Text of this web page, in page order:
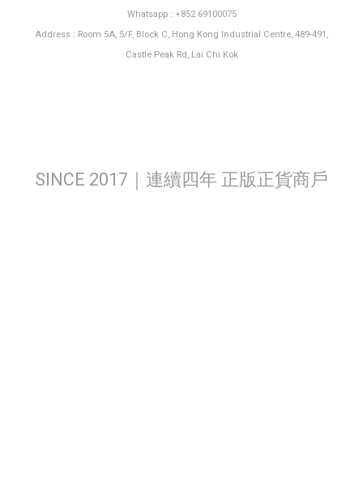
Whatsapp : +852 69100075
Address : Room 5A, 5/F, Block C, Hong Kong Industrial Centre, 489-491,
Castle Peak Rd, Lai Chi Kok
SINCE 2017｜連續四年 正版正貨商戶